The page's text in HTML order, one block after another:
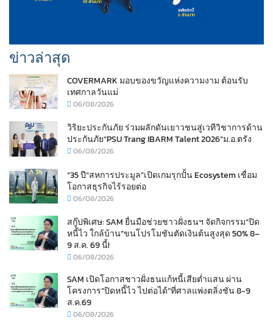
ข่าวล่าสุด
COVERMARK มอบของขวัญแห่งความงาม ต้อนรับ
เทศกาลวันแม่
06/08/2026
วิริยะประกันภัย ร่วมผลักดันเยาวชนสู่เวทีวิชาการด้าน
ประกันภัย“PSU Trang IBARM Talent 2026”ม.อ.ตรัง
06/08/2026
“35 ปี“สหการประมูล”เปิดเกมรุกปั้น Ecosystem เชื่อม
โอกาสธุรกิจไร้รอยต่อ
06/08/2026
สกู๊ปพิเศษ: SAM ยื่นมือช่วยชาวฝั่งธนฯ จัดกิจกรรม“ปิด
หนี้ไว ใกล้บ้าน”ขนโปรโมชันตัดเงินต้นสูงสุด 50% 8–
9 ส.ค. 69 นี้!
06/08/2026
SAM เปิดโอกาสชาวฝั่งธนแก้หนี้เสียต่ำแสน ผ่าน
โครงการ“ปิดหนี้ไว ไปต่อได้”ที่ศาลแพ่งตลิ่งชัน 8-9
ส.ค.69
06/08/2026